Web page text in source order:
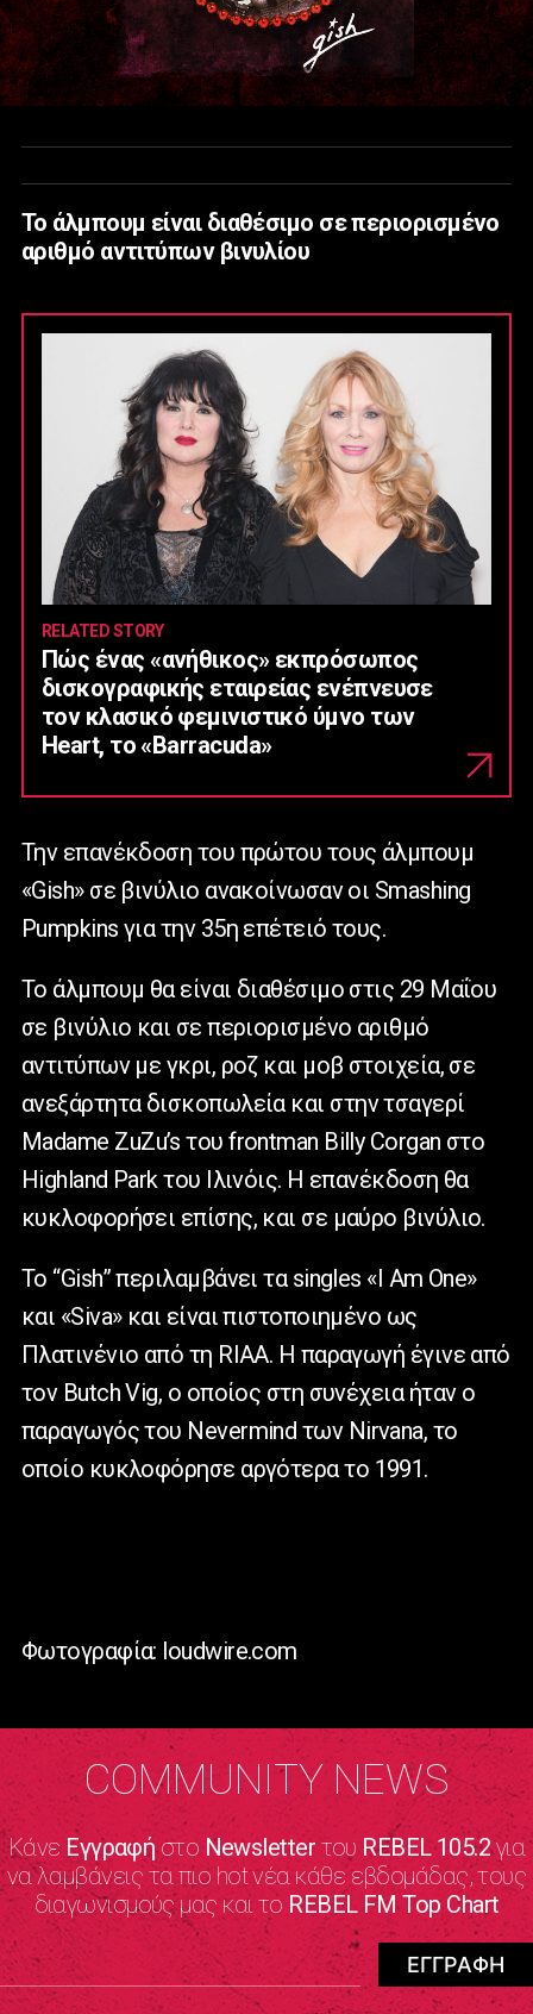
Το άλμπουμ είναι διαθέσιμο σε περιορισμένο
αριθμό αντιτύπων βινυλίου
RELATED STORY
Πώς ένας «ανήθικος» εκπρόσωπος
δισκογραφικής εταιρείας ενέπνευσε
τον κλασικό φεμινιστικό ύμνο των
Heart, το «Barracuda»
Την επανέκδοση του πρώτου τους άλμπουμ
«Gish» σε βινύλιο ανακοίνωσαν οι Smashing
Pumpkins για την 35η επέτειό τους.
Το άλμπουμ θα είναι διαθέσιμο στις 29 Μαΐου
σε βινύλιο και σε περιορισμένο αριθμό
αντιτύπων με γκρι, ροζ και μοβ στοιχεία, σε
ανεξάρτητα δισκοπωλεία και στην τσαγερί
Madame ZuZu’s του frontman Billy Corgan στο
Highland Park του Ιλινόις. Η επανέκδοση θα
κυκλοφορήσει επίσης, και σε μαύρο βινύλιο.
Το “Gish” περιλαμβάνει τα singles «I Am One»
και «Siva» και είναι πιστοποιημένο ως
Πλατινένιο από τη RIAA. Η παραγωγή έγινε από
τον Butch Vig, ο οποίος στη συνέχεια ήταν ο
παραγωγός του Nevermind των Nirvana, το
οποίο κυκλοφόρησε αργότερα το 1991.
Φωτογραφία: loudwire.com
COMMUNITY NEWS
Κάνε Εγγραφήστο NewsletterτουREBEL 105.2για
να λαμβάνεις τα πιο hot νέα κάθε εβδομάδας, τους
διαγωνισμούς μας και το REBEL FM Top Chart